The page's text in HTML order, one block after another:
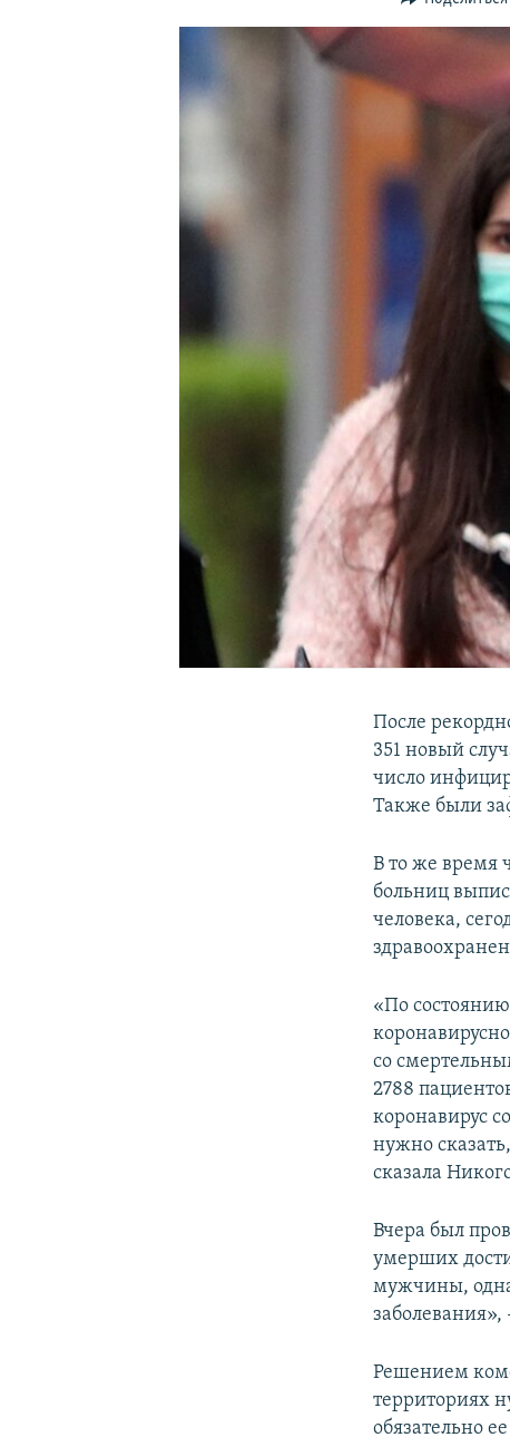
После
351 новый
число
Также были
В то же время
больниц
человека,
«По
со
2788
коронавирус
нужно
сказала
Вчера был
умерших
мужчины,
Решением
территориях
обязательно